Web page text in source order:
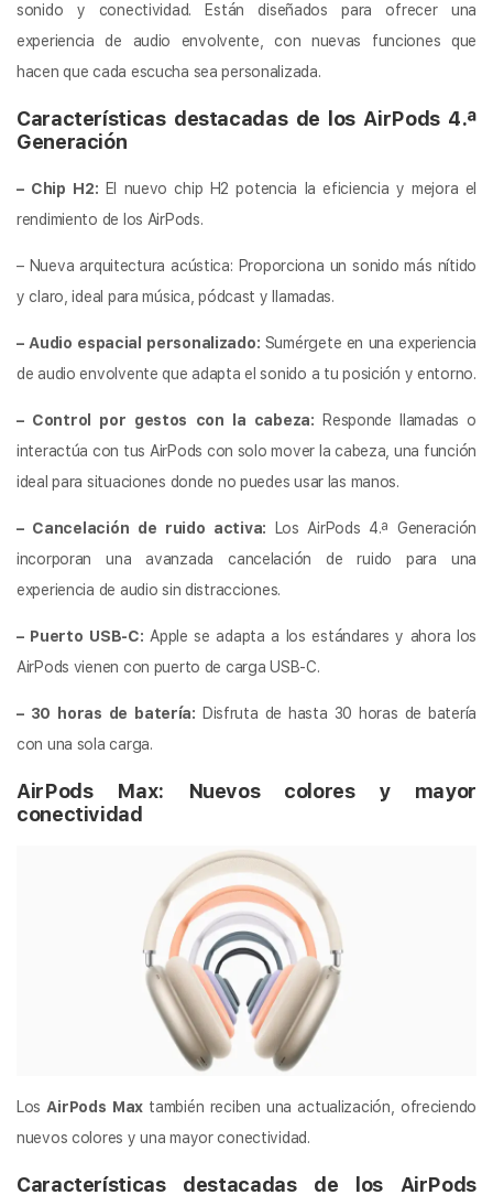
sonido y conectividad. Están diseñados para ofrecer una
experiencia de audio envolvente, con nuevas funciones que
hacen que cada escucha sea personalizada.
Características destacadas de los AirPods 4.ª
Generación
– Chip H2: El nuevo chip H2 potencia la eficiencia y mejora el
rendimiento de los AirPods.
– Nueva arquitectura acústica: Proporciona un sonido más nítido
y claro, ideal para música, pódcast y llamadas.
– Audio espacial personalizado: Sumérgete en una experiencia
de audio envolvente que adapta el sonido a tu posición y entorno.
– Control por gestos con la cabeza: Responde llamadas o
interactúa con tus AirPods con solo mover la cabeza, una función
ideal para situaciones donde no puedes usar las manos.
– Cancelación de ruido activa: Los AirPods 4.ª Generación
incorporan una avanzada cancelación de ruido para una
experiencia de audio sin distracciones.
– Puerto USB-C: Apple se adapta a los estándares y ahora los
AirPods vienen con puerto de carga USB-C.
– 30 horas de batería: Disfruta de hasta 30 horas de batería
con una sola carga.
AirPods Max: Nuevos colores y mayor
conectividad
LosAirPods Maxtambién reciben una actualización, ofreciendo
nuevos colores y una mayor conectividad.
Características destacadas de los AirPods